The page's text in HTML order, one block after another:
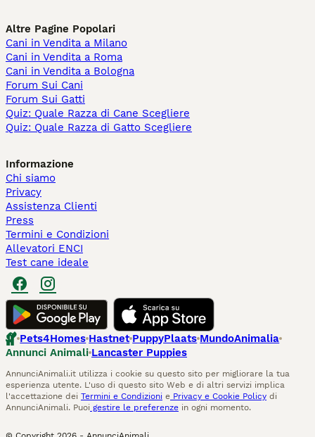
Altre Pagine Popolari
Cani in Vendita a Milano
Cani in Vendita a Roma
Cani in Vendita a Bologna
Forum Sui Cani
Forum Sui Gatti
Quiz: Quale Razza di Cane Scegliere
Quiz: Quale Razza di Gatto Scegliere
Informazione
Chi siamo
Privacy
Assistenza Clienti
Press
Termini e Condizioni
Allevatori ENCI
Test cane ideale
Pets4Homes Hastnet PuppyPlaats MundoAnimalia
Annunci Animali Lancaster Puppies
AnnunciAnimali.it utilizza i cookie su questo sito per migliorare la tua
esperienza utente. L'uso di questo sito Web e di altri servizi implica
l'accettazione dei Termini e Condizioni e Privacy e Cookie Policy di
AnnunciAnimali. Puoi gestire le preferenze in ogni momento.